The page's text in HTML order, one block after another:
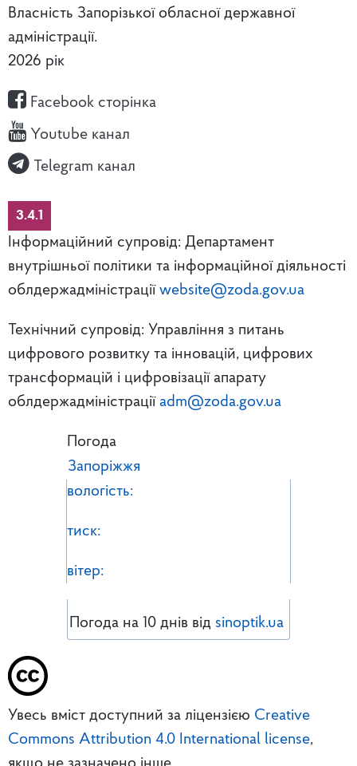
Власність Запорізької обласної державної
адміністрації.
2026 рік
Facebook сторінка
Youtube канал
Telegram канал
3.4.1
Інформаційний супровід: Департамент
внутрішньої політики та інформаційної діяльності
облдержадміністрації website@zoda.gov.ua
Технічний супровід: Управління з питань
цифрового розвитку та інновацій, цифрових
трансформацій і цифровізації апарату
облдержадміністрації adm@zoda.gov.ua
Погода
Запоріжжя
вологість:
тиск:
вітер:
Погода на 10 днів від sinoptik.ua
Увесь вміст доступний за ліцензією Creative
Commons Attribution 4.0 International license,